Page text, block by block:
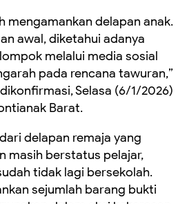
mengamankan delapan anak.
awal, diketahui adanya
melalui media sosial
pada rencana tawuran,”
Selasa (6/1/2026)
Barat.
delapan remaja yang
masih berstatus pelajar,
tidak lagi bersekolah.
sejumlah barang bukti